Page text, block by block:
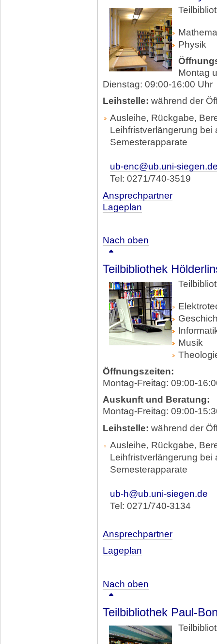
Physik
Montag
Dienstag: 09:00-16:00 Uhr
Leihstelle: während der
Ausleihe, Rückgabe,
Leihfristverlängerung bei
Semesterapparate
ub-enc@ub.uni-
Tel: 0271/740-3519
Ansprechpartner
Lageplan
Nach oben
Teilbibliothek
Musik
Öffnungszeiten:
Montag-Freitag: 09:00-
Auskunft und Beratung:
Montag-Freitag: 09:00-
Leihstelle: während der
Ausleihe, Rückgabe,
Leihfristverlängerung bei
Semesterapparate
ub-h@ub.uni-siegen.de
Tel: 0271/740-3134
Ansprechpartner
Lageplan
Nach oben
Teilbibliothek Paul-